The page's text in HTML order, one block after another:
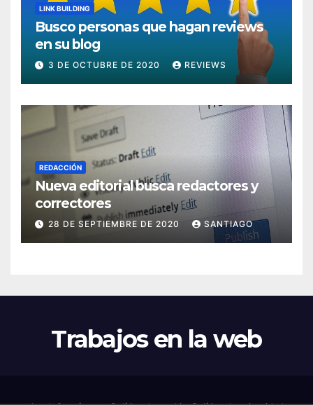
LINK BUILDING
Busco personas que hagan reviews
en su blog
3 DE OCTUBRE DE 2020 REVIEWS
REDACCIÓN
Nueva editorial busca redactores y
correctores
28 DE SEPTIEMBRE DE 2020 SANTIAGO
Trabajos en la web